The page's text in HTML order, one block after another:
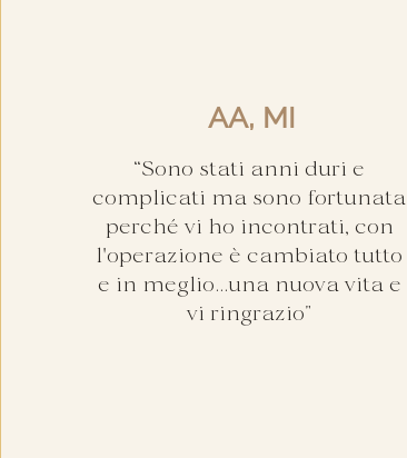
AA, MI
“Sono stati anni duri e
complicati ma sono fortunata
perché vi ho incontrati, con
l'operazione è cambiato tutto
e in meglio...una nuova vita e
vi ringrazio"